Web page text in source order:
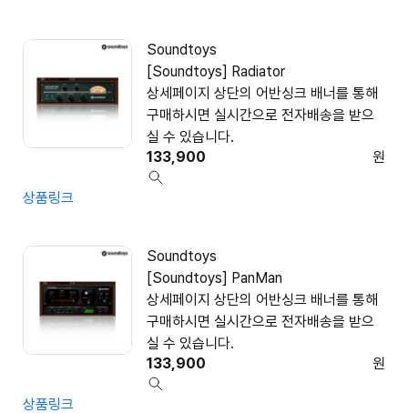
Soundtoys
[Soundtoys] Radiator
상세페이지 상단의 어반싱크 배너를 통해
구매하시면 실시간으로 전자배송을 받으
실 수 있습니다.
133,900
원
상품링크
Soundtoys
[Soundtoys] PanMan
상세페이지 상단의 어반싱크 배너를 통해
구매하시면 실시간으로 전자배송을 받으
실 수 있습니다.
133,900
원
상품링크